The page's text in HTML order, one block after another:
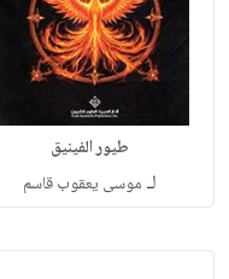
طيور الفينيق
لـ موسى يعقوب قاسم